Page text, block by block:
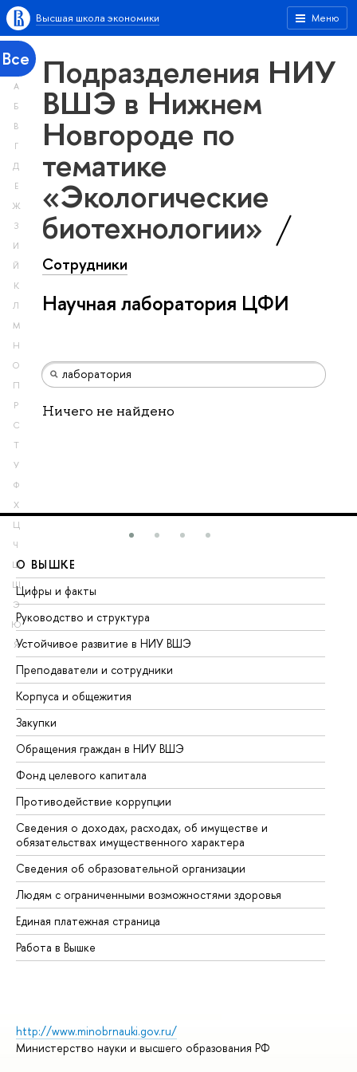
Меню
Высшая школа экономики
Все
А
Б
В
Г
Д
Е
Ж
З
И
Й
К
Л
М
Н
О
П
Р
С
Т
У
Ф
Х
Ц
Ч
Ш
Щ
Э
Ю
Я
Подразделения НИУ
ВШЭ в Нижнем
Новгороде по
тематике
«Экологические
биотехнологии»
Сотрудники
Научная лаборатория ЦФИ
Ничего не найдено
О ВЫШКЕ
Цифры и факты
Руководство и структура
Устойчивое развитие в НИУ ВШЭ
Преподаватели и сотрудники
Корпуса и общежития
Закупки
Обращения граждан в НИУ ВШЭ
Фонд целевого капитала
Противодействие коррупции
Сведения о доходах, расходах, об имуществе и
обязательствах имущественного характера
Сведения об образовательной организации
Людям с ограниченными возможностями здоровья
Единая платежная страница
Работа в Вышке
http://www.minobrnauki.gov.ru/
Министерство науки и высшего образования РФ